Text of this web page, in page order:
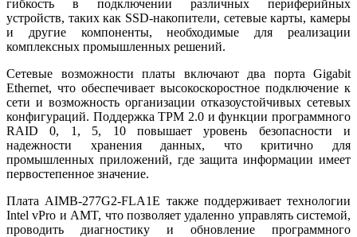
гибкость в подключении различных периферийных
устройств, таких как SSD-накопители, сетевые карты, камеры
и другие компоненты, необходимые для реализации
комплексных промышленных решений.
Сетевые возможности платы включают два порта Gigabit
Ethernet, что обеспечивает высокоскоростное подключение к
сети и возможность организации отказоустойчивых сетевых
конфигураций. Поддержка TPM 2.0 и функции программного
RAID 0, 1, 5, 10 повышает уровень безопасности и
надежности хранения данных, что критично для
промышленных приложений, где защита информации имеет
первостепенное значение.
Плата AIMB-277G2-FLA1E также поддерживает технологии
Intel vPro и AMT, что позволяет удаленно управлять системой,
проводить диагностику и обновление программного